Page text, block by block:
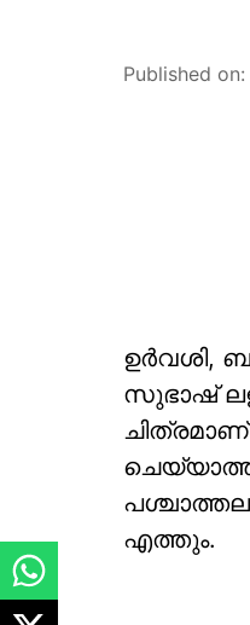
Published on:
ഉർവശി,
സുഭാഷ്
ചെയ്യാത്ത
എത്തും.